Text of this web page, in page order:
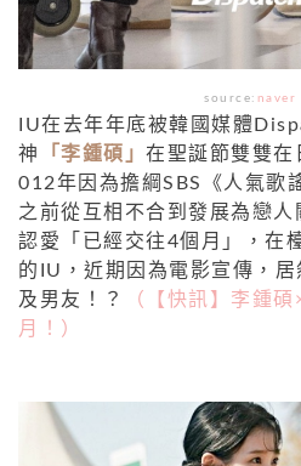
source: naver
IU在去年年底被韓國媒體
神
「李鍾碩」 在聖誕節雙雙在
012年因為擔綱SBS《人氣歌
之前從互相不合到發展為戀人
認愛「已經交往4個月」，在
的IU，近期因為電影宣傳，
及男友！？
（【快訊】李鍾
月！）